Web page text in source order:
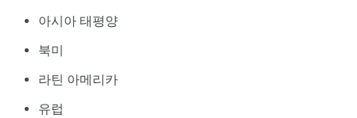
아시아 태평양
북미
라틴 아메리카
유럽